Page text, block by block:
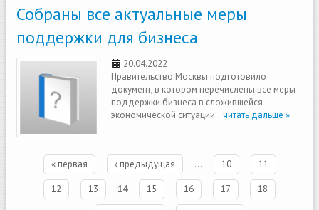
Собраны все актуальные меры
поддержки для бизнеса
20.04.2022
Правительство Москвы подготовило
документ, в котором перечислены все меры
поддержки бизнеса в сложившейся
экономической ситуации. читать дальше »
Страницы
« первая ‹ предыдущая … 10 11
12 13 14 15 16 17 18